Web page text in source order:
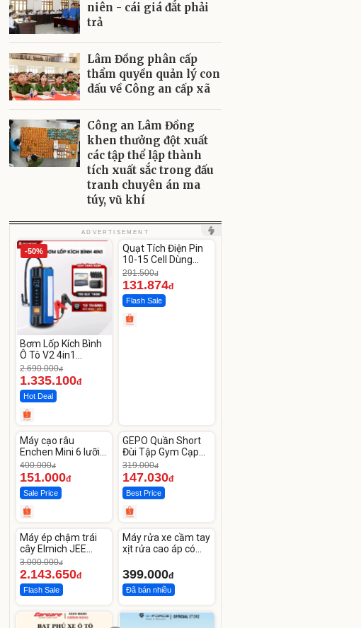
niên - cái giá đắt phải
trả
Lâm Đồng phân cấp
thẩm quyền quản lý con
dấu về Công an cấp xã
Công an Lâm Đồng
khen thưởng đột xuất
các tập thể lập thành
tích xuất sắc trong đấu
tranh chuyên án ma
túy, vũ khí
ADVERTISEMENT
-50%
Bơm Lốp Kích Bình
Ô Tô V2 4in1
MEDICAR –
12.000mAh
2.690.000đ
1.335.100đ
Hot Deal
-54%
Unmute
Quạt Tích Điện Pin
10-15 Cell Dùng
Liên Tục 4-8H
291.500đ
131.874đ
Flash Sale
-62%
Máy cạo râu
Enchen Mini 6 lưỡi
dao kép mỏng
400.000đ
151.000đ
Sale Price
-53%
GEPO Quần Short
Đùi Tập Gym Cạp
Cao Lưng
319.000đ
147.030đ
Best Price
-28%
Máy ép chậm trái
cây Elmich JEE
1855OL
3.000.000đ
2.143.650đ
Flash Sale
Máy rửa xe cầm tay
xịt rửa cao áp có
399.000đ
Đã bán nhiều